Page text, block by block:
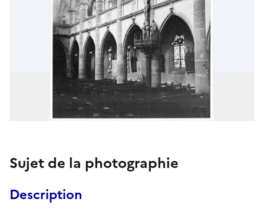
Sujet de la photographie
Description